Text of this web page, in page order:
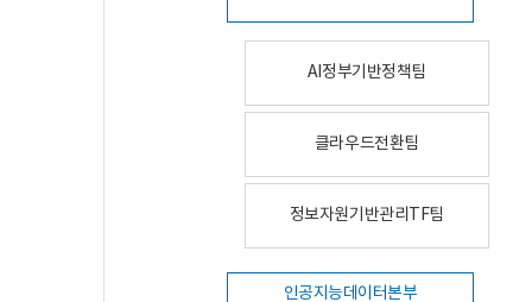
AI정부기반정책팀
클라우드전환팀
정보자원기반관리TF팀
인공지능데이터본부